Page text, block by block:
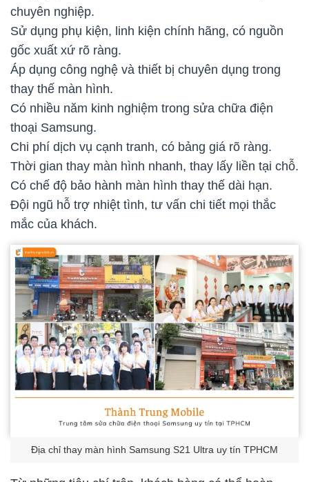
chuyên nghiệp.
Sử dụng phụ kiện, linh kiện chính hãng, có nguồn
gốc xuất xứ rõ ràng.
Áp dụng công nghệ và thiết bị chuyên dụng trong
thay thế màn hình.
Có nhiều năm kinh nghiệm trong sửa chữa điện
thoại Samsung.
Chi phí dịch vụ cạnh tranh, có bảng giá rõ ràng.
Thời gian thay màn hình nhanh, thay lấy liền tại chỗ.
Có chế độ bảo hành màn hình thay thế dài hạn.
Đội ngũ hỗ trợ nhiệt tình, tư vấn chi tiết mọi thắc
mắc của khách.
Địa chỉ thay màn hình Samsung S21 Ultra uy tín TPHCM